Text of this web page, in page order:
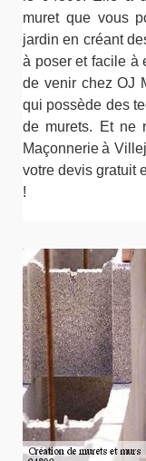
muret que vous
jardin en créant
à poser et facile à
de venir chez OJ
qui possède des
de murets. Et ne
Maçonnerie à
votre devis gratuit
!